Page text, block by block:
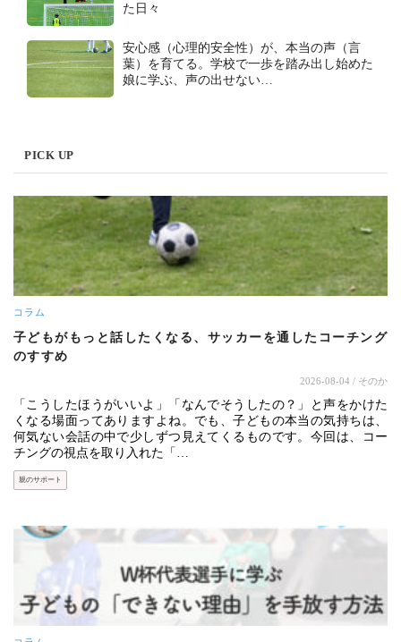
た日々
安心感（心理的安全性）が、本当の声（言
葉）を育てる。学校で一歩を踏み出し始めた
娘に学ぶ、声の出せない…
PICK UP
コラム
子どもがもっと話したくなる、サッカーを通したコーチング
のすすめ
2026-08-04 / そのか
「こうしたほうがいいよ」「なんでそうしたの？」と声をかけた
くなる場面ってありますよね。でも、子どもの本当の気持ちは、
何気ない会話の中で少しずつ見えてくるものです。今回は、コー
チングの視点を取り入れた「…
親のサポート